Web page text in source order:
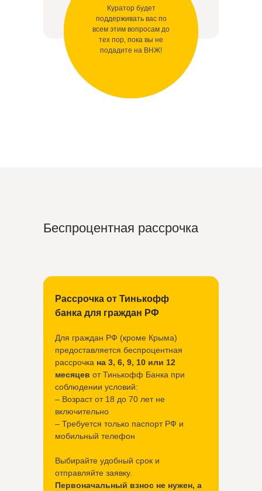
Куратор будет
поддерживать вас по
всем этим вопросам до
тех пор, пока вы не
подадите на ВНЖ!
Беспроцентная рассрочка
Рассрочка от Тинькофф
банка для граждан РФ
Для граждан РФ (кроме Крыма)
предоставляется беспроцентная
рассрочка на 3, 6, 9, 10 или 12
месяцев от Тинькофф Банка при
соблюдении условий:
– Возраст от 18 до 70 лет не
включительно
– Требуется только паспорт РФ и
мобильный телефон
Выбирайте удобный срок и
отправляйте заявку.
Первоначальный взнос не нужен, а